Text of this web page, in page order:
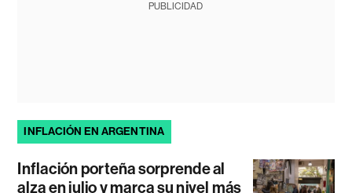
PUBLICIDAD
INFLACIÓN EN ARGENTINA
Inflación porteña sorprende al
alza en julio y marca su nivel más